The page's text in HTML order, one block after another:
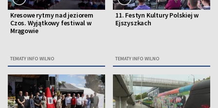
Kresowe rytmy nad jeziorem
Czos. Wyjątkowy festiwal w
Mrągowie
TEMATY INFO WILNO
11. Festyn Kultury Polskiej w
Ejszyszkach
TEMATY INFO WILNO